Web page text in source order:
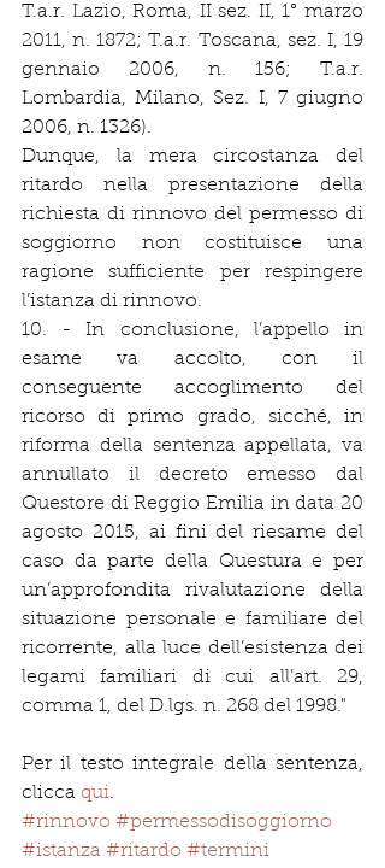
T.a.r. Lazio, Roma, II sez. II, 1° marzo
2011, n. 1872; T.a.r. Toscana, sez. I, 19
gennaio 2006, n. 156; T.a.r.
Lombardia, Milano, Sez. I, 7 giugno
2006, n. 1326).
Dunque, la mera circostanza del
ritardo nella presentazione della
richiesta di rinnovo del permesso di
soggiorno non costituisce una
ragione sufficiente per respingere
l’istanza di rinnovo.
10. - In conclusione, l’appello in
esame va accolto, con il
conseguente accoglimento del
ricorso di primo grado, sicché, in
riforma della sentenza appellata, va
annullato il decreto emesso dal
Questore di Reggio Emilia in data 20
agosto 2015, ai fini del riesame del
caso da parte della Questura e per
un’approfondita rivalutazione della
situazione personale e familiare del
ricorrente, alla luce dell’esistenza dei
legami familiari di cui all’art. 29,
comma 1, del D.lgs. n. 268 del 1998."
Per il testo integrale della sentenza,
clicca qui.
#rinnovo #permessodisoggiorno
#istanza #ritardo #termini